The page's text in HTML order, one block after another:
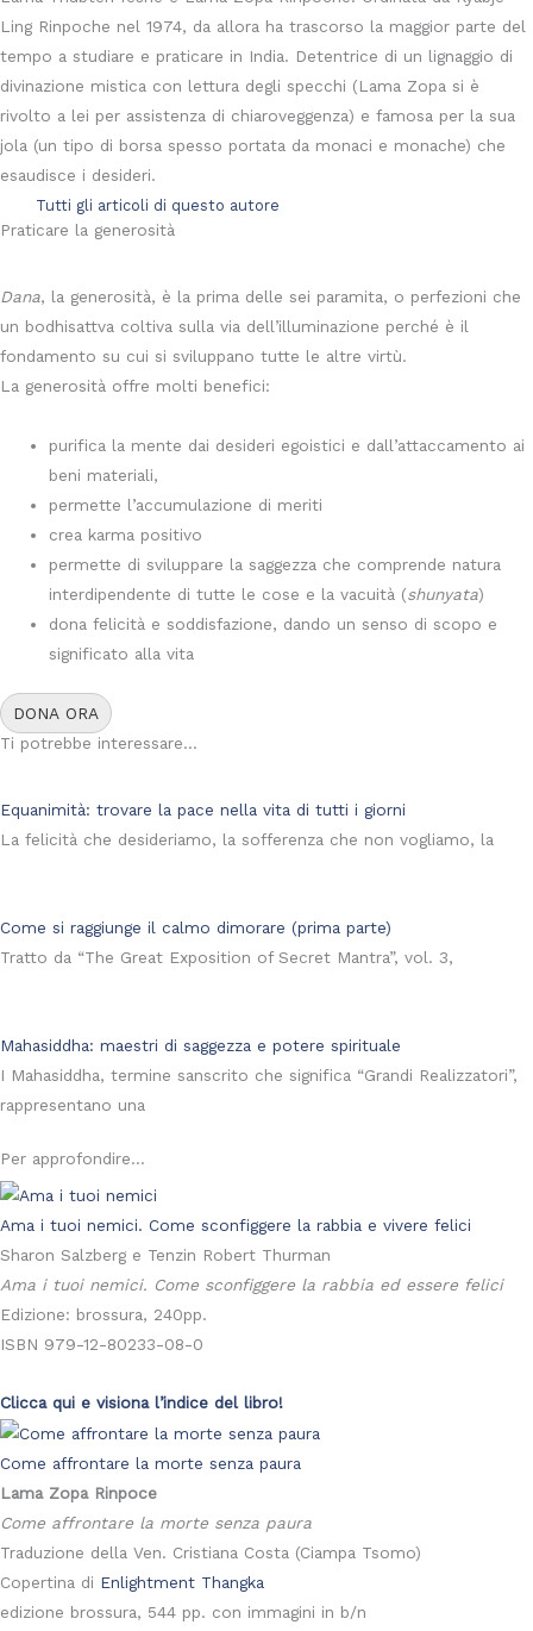
Ling Rinpoche nel 1974, da allora ha trascorso la maggior parte del
tempo a studiare e praticare in India. Detentrice di un lignaggio di
divinazione mistica con lettura degli specchi (Lama Zopa si è
rivolto a lei per assistenza di chiaroveggenza) e famosa per la sua
jola (un tipo di borsa spesso portata da monaci e monache) che
esaudisce i desideri.
Tutti gli articoli di questo autore
Praticare la generosità
Dana, la generosità, è la prima delle sei paramita, o perfezioni che
un bodhisattva coltiva sulla via dell’illuminazione perché è il
fondamento su cui si sviluppano tutte le altre virtù.
La generosità offre molti benefici:
purifica la mente dai desideri egoistici e dall’attaccamento ai
beni materiali,
permette l’accumulazione di meriti
crea karma positivo
permette di sviluppare la saggezza che comprende natura
interdipendente di tutte le cose e la vacuità (shunyata)
dona felicità e soddisfazione, dando un senso di scopo e
significato alla vita
DONA ORA
Ti potrebbe interessare...
Equanimità: trovare la pace nella vita di tutti i giorni
La felicità che desideriamo, la sofferenza che non vogliamo, la
Come si raggiunge il calmo dimorare (prima parte)
Tratto da “The Great Exposition of Secret Mantra”, vol. 3,
Mahasiddha: maestri di saggezza e potere spirituale
I Mahasiddha, termine sanscrito che significa “Grandi Realizzatori”,
rappresentano una
Per approfondire...
Ama i tuoi nemici. Come sconfiggere la rabbia e vivere felici
Sharon Salzberg e Tenzin Robert Thurman
Ama i tuoi nemici. Come sconfiggere la rabbia ed essere felici
Edizione: brossura, 240pp.
ISBN 979-12-80233-08-0
Clicca qui e visiona l’indice del libro!
Come affrontare la morte senza paura
Lama Zopa Rinpoce
Come affrontare la morte senza paura
Traduzione della Ven. Cristiana Costa (Ciampa Tsomo)
Copertina di Enlightment Thangka
edizione brossura, 544 pp. con immagini in b/n